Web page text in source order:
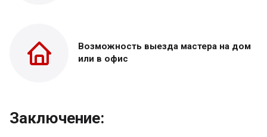
Возможность выезда мастера на дом
или в офис
Заключение: